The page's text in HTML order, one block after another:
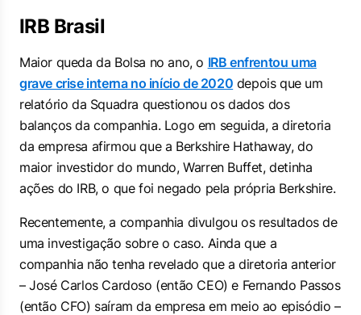
IRB Brasil
Maior queda da Bolsa no ano, o IRB enfrentou uma
grave crise interna no início de 2020 depois que um
relatório da Squadra questionou os dados dos
balanços da companhia. Logo em seguida, a diretoria
da empresa afirmou que a Berkshire Hathaway, do
maior investidor do mundo, Warren Buffet, detinha
ações do IRB, o que foi negado pela própria Berkshire.
Recentemente, a companhia divulgou os resultados de
uma investigação sobre o caso. Ainda que a
companhia não tenha revelado que a diretoria anterior
– José Carlos Cardoso (então CEO) e Fernando Passos
(então CFO) saíram da empresa em meio ao episódio –